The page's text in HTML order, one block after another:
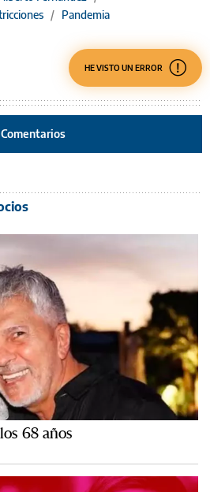
/ Pandemia
HE VISTO UN ERROR
Comentarios
68 años